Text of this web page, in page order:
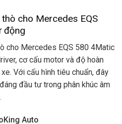
cho Mercedes EQS
động
cho Mercedes EQS 580 4Matic
cơ cấu motor và độ hoàn
Với cấu hình tiêu chuẩn, đây
đầu tư trong phân khúc âm
Auto